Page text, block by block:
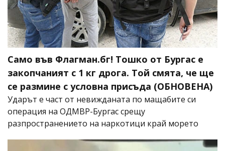
Само във Флагман.бг! Тошко от Бургас е
закопчаният с 1 кг дрога. Той смята, че ще
се размине с условна присъда (ОБНОВЕНА)
Ударът е част от невижданата по мащабите си
операция на ОДМВР-Бургас срещу
разпространението на наркотици край морето